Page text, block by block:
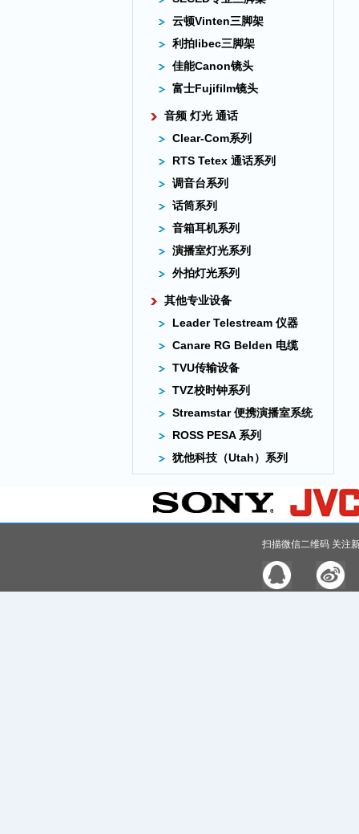
云顿Vinten三脚架
利拍libec三脚架
佳能Canon镜头
富士Fujifilm镜头
音频 灯光 通话
Clear-Com系列
RTS Tetex 通话系列
调音台系列
话筒系列
音箱耳机系列
演播室灯光系列
外拍灯光系列
其他专业设备
Leader Telestream 仪器
Canare RG Belden 电缆
TVU传输设备
TVZ校时钟系列
Streamstar 便携演播室系统
ROSS PESA 系列
犹他科技（Utah）系列
扫描微信二维码 关注